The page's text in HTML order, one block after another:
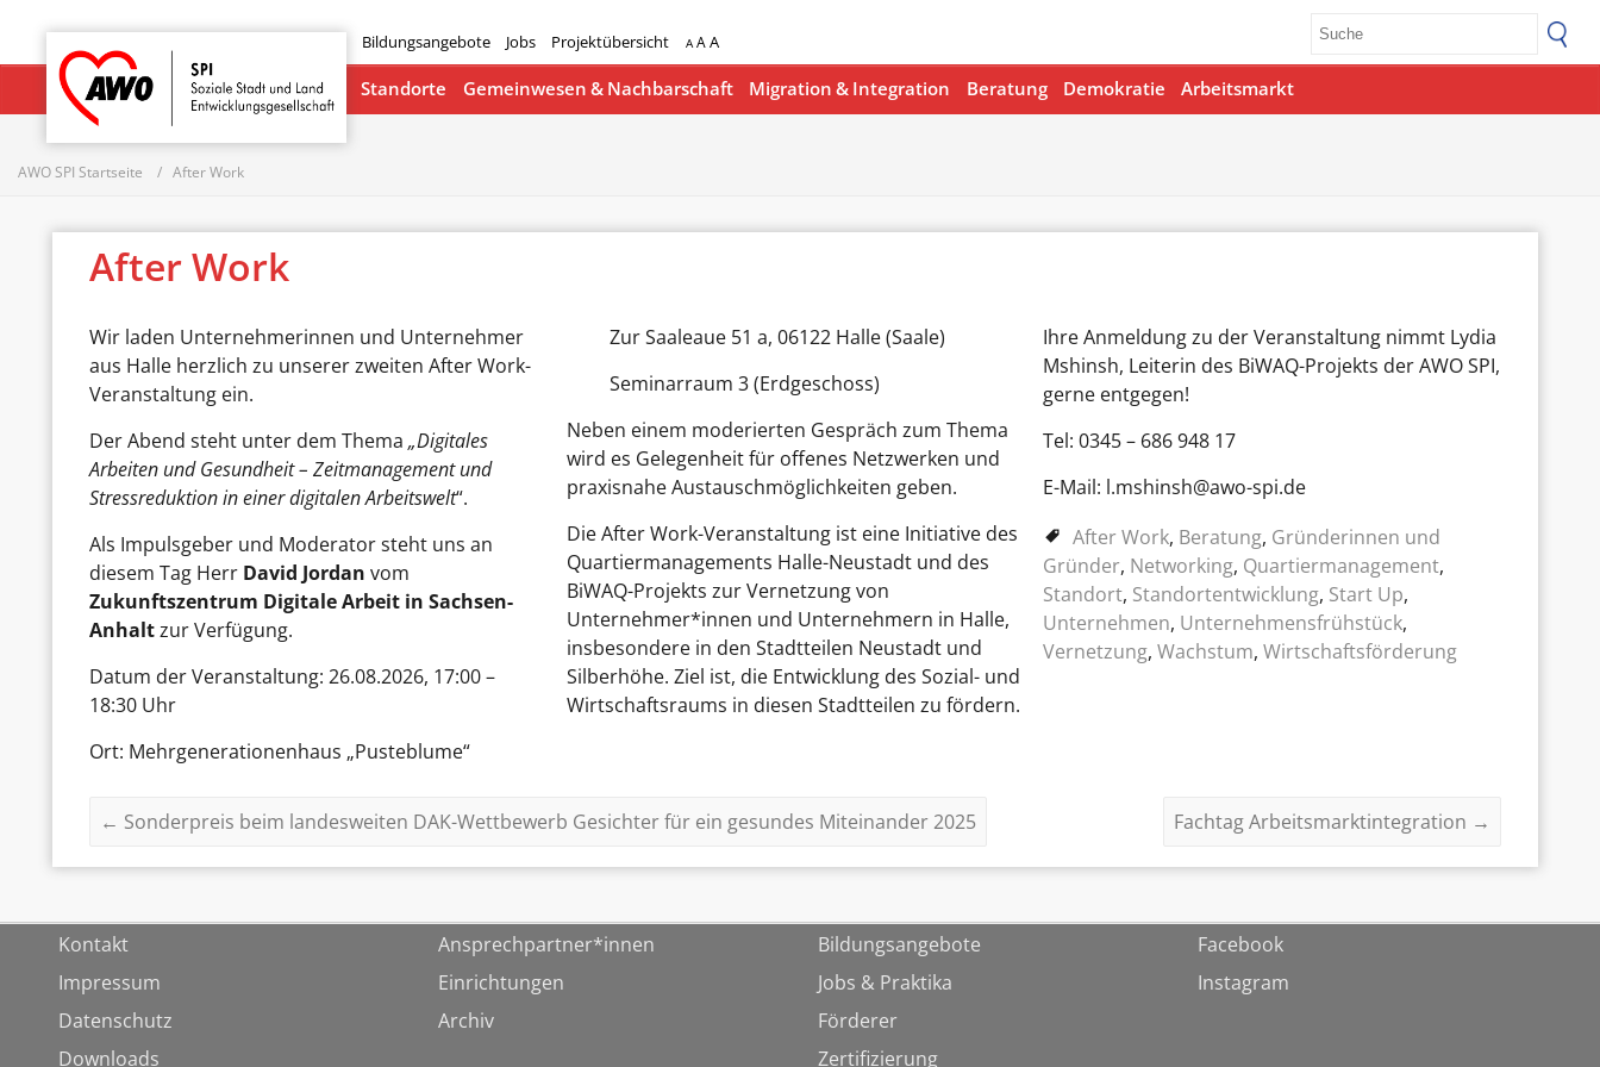
Bildungsangebote Jobs Projektübersicht A AA
Startseite
Standorte Gemeinwesen & Nachbarschaft Migration & Integration Beratung Demokratie Arbeitsmarkt
AWO SPI Startseite After Work
After Work
Wir laden Unternehmerinnen und Unternehmer
aus Halle herzlich zu unserer zweiten After Work-
Veranstaltung ein.
Der Abend steht unter dem Thema „Digitales
Arbeiten und Gesundheit – Zeitmanagement und
Stressreduktion in einer digitalen Arbeitswelt“.
Als Impulsgeber und Moderator steht uns an
diesem Tag Herr David Jordan vom
Zukunftszentrum Digitale Arbeit in Sachsen-
Anhaltzur Verfügung.
Datum der Veranstaltung: 26.08.2026, 17:00 –
18:30 Uhr
Ort: Mehrgenerationenhaus „Pusteblume“
Zur Saaleaue 51 a, 06122 Halle (Saale)
Seminarraum 3 (Erdgeschoss)
Neben einem moderierten Gespräch zum Thema
wird es Gelegenheit für offenes Netzwerken und
praxisnahe Austauschmöglichkeiten geben.
Die After Work-Veranstaltung ist eine Initiative des
Quartiermanagements Halle-Neustadt und des
BiWAQ-Projekts zur Vernetzung von
Unternehmer*innen und Unternehmern in Halle,
insbesondere in den Stadtteilen Neustadt und
Silberhöhe. Ziel ist, die Entwicklung des Sozial- und
Wirtschaftsraums in diesen Stadtteilen zu fördern.
Ihre Anmeldung zu der Veranstaltung nimmt Lydia
Mshinsh, Leiterin des BiWAQ-Projekts der AWO SPI,
gerne entgegen!
Tel: 0345 – 686 948 17
E-Mail: l.mshinsh@awo-spi.de
After Work, Beratung, Gründerinnen und
Gründer, Networking, Quartiermanagement,
Standort, Standortentwicklung, Start Up,
Unternehmen, Unternehmensfrühstück,
Vernetzung,Wachstum,Wirtschaftsförderung
← Sonderpreis beim landesweiten DAK-Wettbewerb Gesichter für ein gesundes Miteinander 2025 Fachtag Arbeitsmarktintegration →
Kontakt
Impressum
Datenschutz
Downloads
Ansprechpartner*innen
Einrichtungen
Archiv
Bildungsangebote
Jobs & Praktika
Förderer
Zertifizierung
Facebook
Instagram